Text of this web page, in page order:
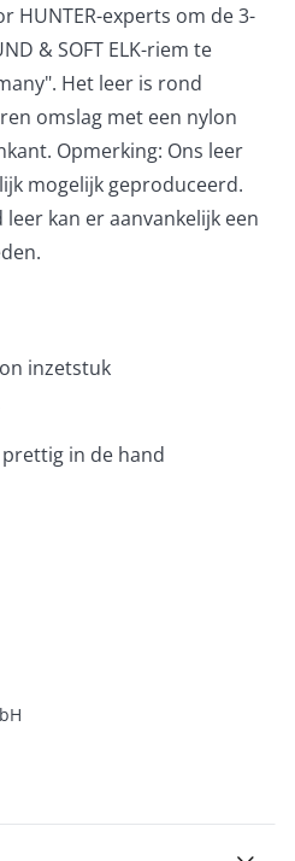
HUNTER-experts om de 3-
& SOFT ELK-riem te
Het leer is rond
omslag met een nylon
Opmerking: Ons leer
mogelijk geproduceerd.
kan er aanvankelijk een
inzetstuk
in de hand